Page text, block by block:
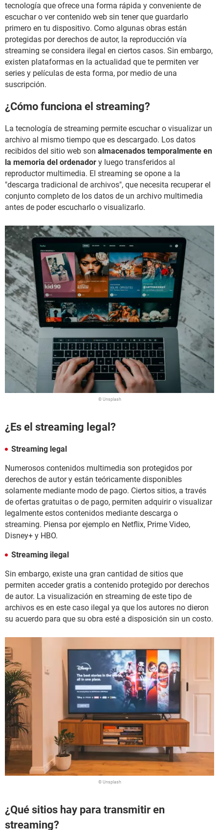
tecnología que ofrece una forma rápida y conveniente de
escuchar o ver contenido web sin tener que guardarlo
primero en tu dispositivo. Como algunas obras están
protegidas por derechos de autor, la reproducción vía
streaming se considera ilegal en ciertos casos. Sin embargo,
existen plataformas en la actualidad que te permiten ver
series y películas de esta forma, por medio de una
suscripción.
¿Cómo funciona el streaming?
La tecnología de streaming permite escuchar o visualizar un
archivo al mismo tiempo que es descargado. Los datos
recibidos del sitio web son almacenados temporalmente en
la memoria del ordenador y luego transferidos al
reproductor multimedia. El streaming se opone a la
"descarga tradicional de archivos", que necesita recuperar el
conjunto completo de los datos de un archivo multimedia
antes de poder escucharlo o visualizarlo.
© Unsplash
¿Es el streaming legal?
Streaming legal
Numerosos contenidos multimedia son protegidos por
derechos de autor y están teóricamente disponibles
solamente mediante modo de pago. Ciertos sitios, a través
de ofertas gratuitas o de pago, permiten adquirir o visualizar
legalmente estos contenidos mediante descarga o
streaming. Piensa por ejemplo en Netflix, Prime Video,
Disney+ y HBO.
Streaming ilegal
Sin embargo, existe una gran cantidad de sitios que
permiten acceder gratis a contenido protegido por derechos
de autor. La visualización en streaming de este tipo de
archivos es en este caso ilegal ya que los autores no dieron
su acuerdo para que su obra esté a disposición sin un costo.
© Unsplash
¿Qué sitios hay para transmitir en
streaming?